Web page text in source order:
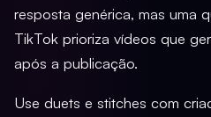
resposta genérica, mas uma
TikTok prioriza vídeos que
após a publicação.
Use duets e stitches com